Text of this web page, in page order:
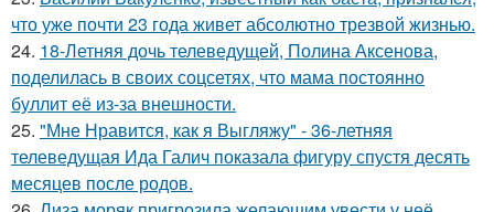
что уже почти 23 года живет абсолютно трезвой жизнью.
24. 18-Летняя дочь телеведущей, Полина Аксенова,
поделилась в своих соцсетях, что мама постоянно
буллит её из-за внешности.
25. "Мне Нравится, как я Выгляжу" - 36-летняя
телеведущая Ида Галич показала фигуру спустя десять
месяцев после родов.